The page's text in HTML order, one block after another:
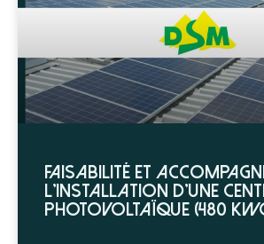
Faisabilité et
l’installation d’une
photovoltaïque (480